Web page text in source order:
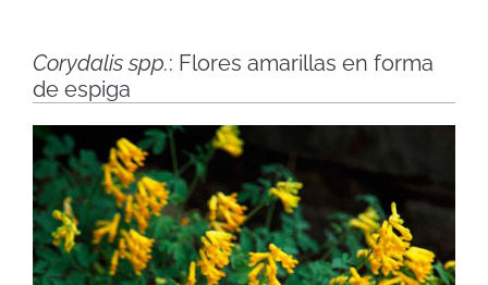
Corydalis spp.: Flores amarillas en forma
de espiga